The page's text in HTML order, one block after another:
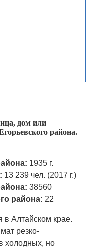
дом или
района.
1935 г.
13 239 чел. (2017 г.)
38560
района: 22
в Алтайском крае.
резко-
холодных, но